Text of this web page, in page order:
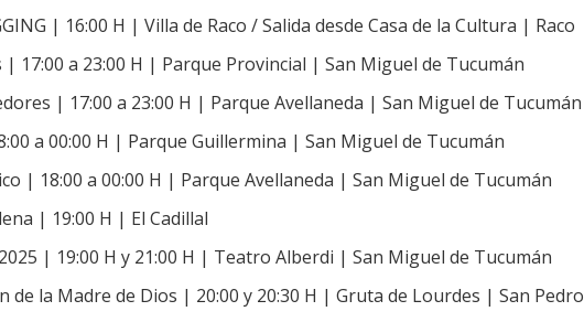
| 16:00 H | Villa de Raco / Salida desde Casa de la Cultura | Raco
| 17:00 a 23:00 H | Parque Provincial | San Miguel de Tucumán
| 17:00 a 23:00 H | Parque Avellaneda | San Miguel de Tucumán
a 00:00 H | Parque Guillermina | San Miguel de Tucumán
| 18:00 a 00:00 H | Parque Avellaneda | San Miguel de Tucumán
| 19:00 H | El Cadillal
2025 | 19:00 H y 21:00 H | Teatro Alberdi | San Miguel de Tucumán
de la Madre de Dios | 20:00 y 20:30 H | Gruta de Lourdes | San Pedro